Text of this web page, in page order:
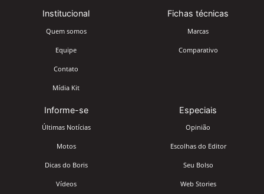
Institucional
Quem somos
Equipe
Contato
Mídia Kit
Fichas técnicas
Marcas
Comparativo
Informe-se
Últimas Notícias
Motos
Dicas do Boris
Vídeos
Especiais
Opinião
Escolhas do Editor
Seu Bolso
Web Stories